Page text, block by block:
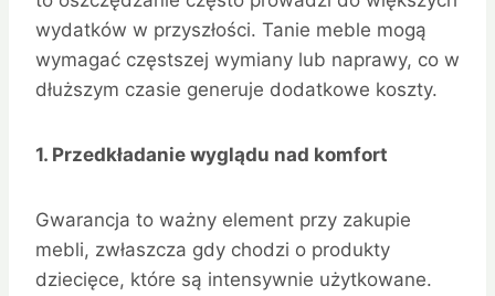
wydatków w przyszłości. Tanie meble mogą
wymagać częstszej wymiany lub naprawy, co w
dłuższym czasie generuje dodatkowe koszty.
1. Przedkładanie wyglądu nad komfort
Gwarancja to ważny element przy zakupie
mebli, zwłaszcza gdy chodzi o produkty
dziecięce, które są intensywnie użytkowane.